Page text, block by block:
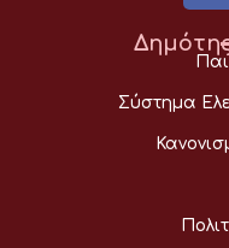
Σύστημα